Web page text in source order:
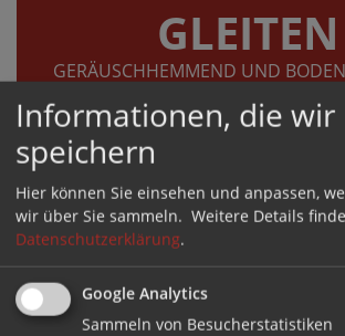
GLEITEN
GERÄUSCHHEMMEND UND
DIREKT ZUM SHOP ›
Informationen, die wir
speichern
Hier können Sie einsehen und anpassen,
wir über Sie sammeln. Weitere Details
Datenschutzerklärung.
Google Analytics
Sammeln von Besucherstatistiken